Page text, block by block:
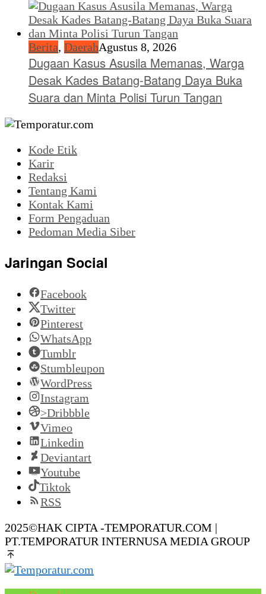
Berita, DaerahAgustus 8, 2026
Dugaan Kasus Asusila Memanas, Warga
Desak Kades Batang-Batang Daya Buka
Suara dan Minta Polisi Turun Tangan
Kode Etik
Karir
Redaksi
Tentang Kami
Kontak Kami
Form Pengaduan
Pedoman Media Siber
Jaringan Social
Facebook
Twitter
Pinterest
WhatsApp
Tumblr
Stumbleupon
WordPress
Instagram
>Dribbble
Vimeo
Linkedin
Deviantart
Youtube
Tiktok
RSS
2025©HAK CIPTA -TEMPORATUR.COM |
PT.TEMPORATUR INTERNUSA MEDIA GROUP